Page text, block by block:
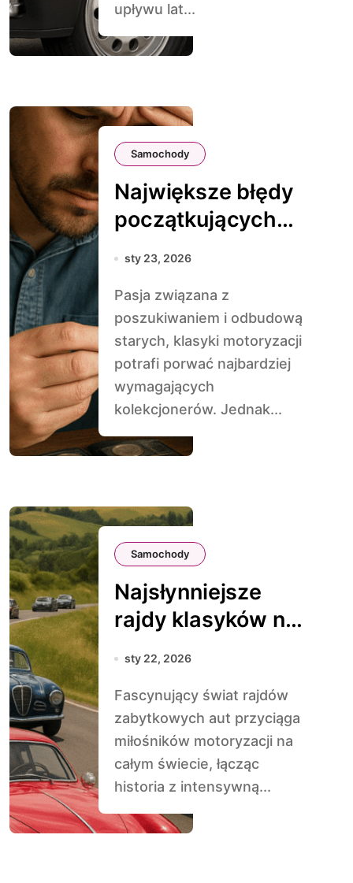
upływu lat...
Samochody
Największe błędy
początkujących
kolekcjonerów
sty 23, 2026
Pasja związana z
poszukiwaniem i odbudową
starych, klasyki motoryzacji
potrafi porwać najbardziej
wymagających
kolekcjonerów. Jednak...
Samochody
Najsłynniejsze
rajdy klasyków na
świecie
sty 22, 2026
Fascynujący świat rajdów
zabytkowych aut przyciąga
miłośników motoryzacji na
całym świecie, łącząc
historia z intensywną...